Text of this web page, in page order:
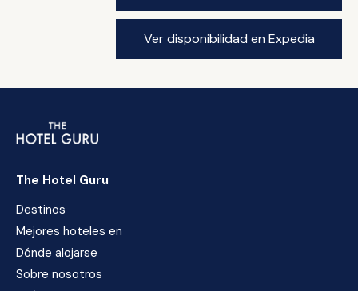
Ver disponibilidad en Expedia
The Hotel Guru
Destinos
Mejores hoteles en
Dónde alojarse
Sobre nosotros